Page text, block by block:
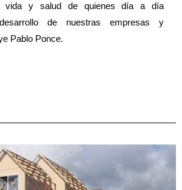
vida y salud de quienes día a día
de nuestras empresas y
Pablo Ponce.